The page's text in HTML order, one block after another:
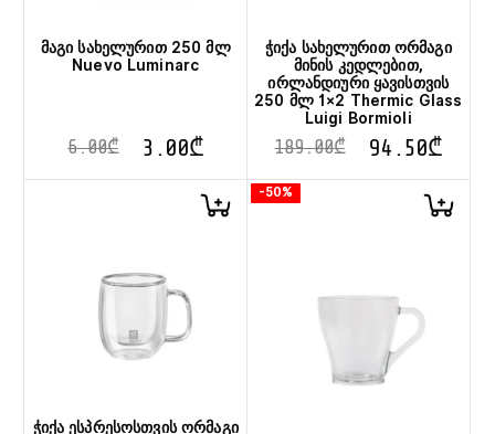
მაგი სახელურით 250 მლ
Nuevo Luminarc
6.00₾ 3.00₾
ჭიქა სახელურით ორმაგი
მინის კედლებით,
ირლანდიური ყავისთვის
250 მლ 1×2 Thermic Glass
Luigi Bormioli
189.00₾ 94.50₾
ჭიქა ესპრესოსთვის ორმაგი
-50%